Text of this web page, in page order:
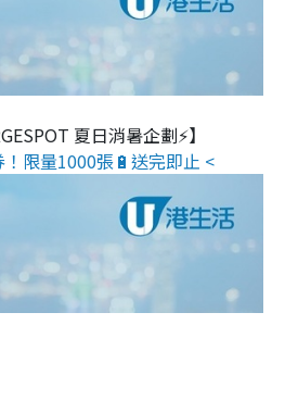
夏日消暑企劃⚡】
限量1000張🔋送完即止 <